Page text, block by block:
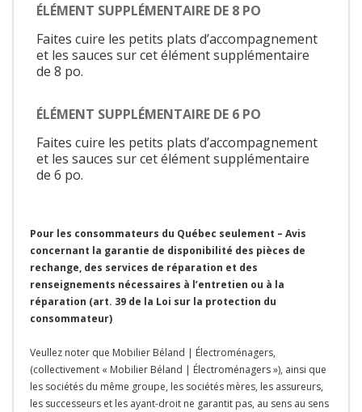
ÉLÉMENT SUPPLÉMENTAIRE DE 8 PO
Faites cuire les petits plats d’accompagnement
et les sauces sur cet élément supplémentaire
de 8 po.
ÉLÉMENT SUPPLÉMENTAIRE DE 6 PO
Faites cuire les petits plats d’accompagnement
et les sauces sur cet élément supplémentaire
de 6 po.
Pour les consommateurs du Québec seulement – Avis
concernant la garantie de disponibilité des pièces de
rechange, des services de réparation et des
renseignements nécessaires à l’entretien ou à la
réparation (art. 39 de la Loi sur la protection du
consommateur)
Veullez noter que Mobilier Béland | Électroménagers,
(collectivement « Mobilier Béland | Électroménagers »), ainsi que
les sociétés du même groupe, les sociétés mères, les assureurs,
les successeurs et les ayant-droit ne garantit pas, au sens au sens